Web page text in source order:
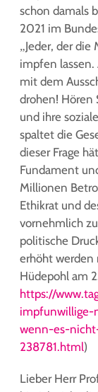
schon damals
2021 im
„Jeder, der
impfen
mit dem
drohen! Hören
und ihre
spaltet die
dieser Frage
Fundament
Millionen
Ethikrat und
vornehmlich
politische
erhöht werden
Hüdepohl am
https://
impfunwillige-
wenn-es-
238781.html)
Lieber Herr